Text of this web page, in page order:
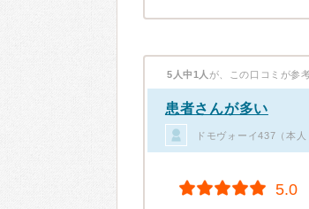
5人中1人 が、この口コミが参
患者さんが多い
ドモヴォーイ437（本
5.0